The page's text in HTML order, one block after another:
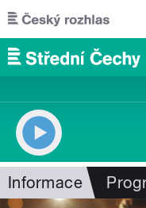
Přejít k hlavnímu obsahu
Informace